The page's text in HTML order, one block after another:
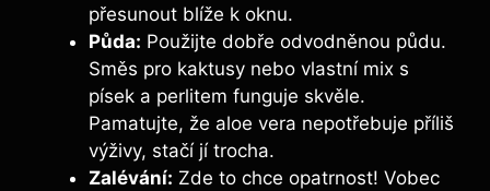
přesunout blíže k oknu.
Půda: Použijte dobře odvodněnou půdu.
Směs pro kaktusy nebo vlastní mix s
písek a perlitem funguje skvěle.
Pamatujte, že aloe vera nepotřebuje příliš
výživy, stačí jí trocha.
Zalévání: Zde to chce opatrnost! Vobec